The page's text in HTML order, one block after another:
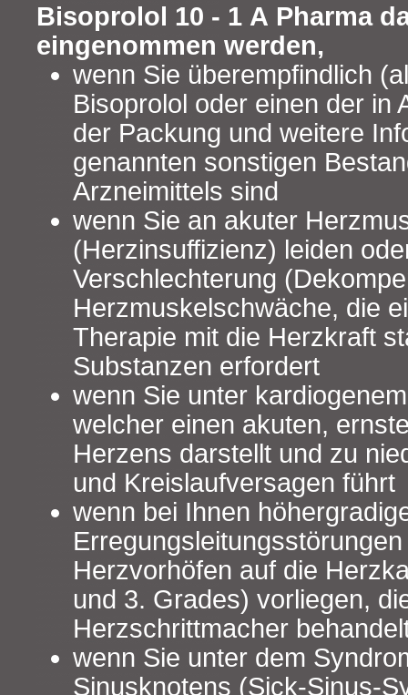
Bisoprolol 10 - 1 A Pharma
eingenommen werden,
wenn Sie überempfindlich
Bisoprolol oder einen der in
der Packung und weitere
genannten sonstigen
Arzneimittels sind
wenn Sie an akuter
(Herzinsuffizienz) leiden
Verschlechterung
Herzmuskelschwäche, die
Therapie mit die Herzkraft
Substanzen erfordert
wenn Sie unter
welcher einen akuten,
Herzens darstellt und zu
und Kreislaufversagen führt
wenn bei Ihnen
Herzvorhöfen auf die
und 3. Grades) vorliegen,
Herzschrittmacher
wenn Sie unter dem
Sinusknotens (Sick-Sinus-